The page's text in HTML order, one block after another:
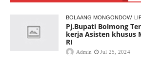
BOLAANG MONGONDOW
Pj.Bupati Bolmong
kerja Asisten khusus
RI
Admin Jul 25, 2024